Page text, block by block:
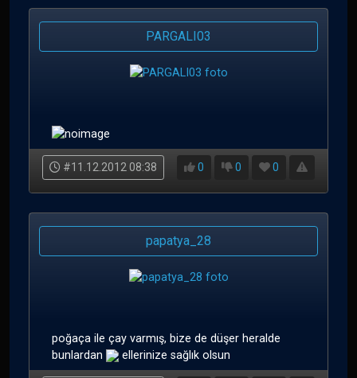
PARGALI03
#11.12.2012 08:38 0 0 0
papatya_28
poğaça ile çay varmış, bize de düşer heralde
bunlardan
ellerinize sağlık olsun